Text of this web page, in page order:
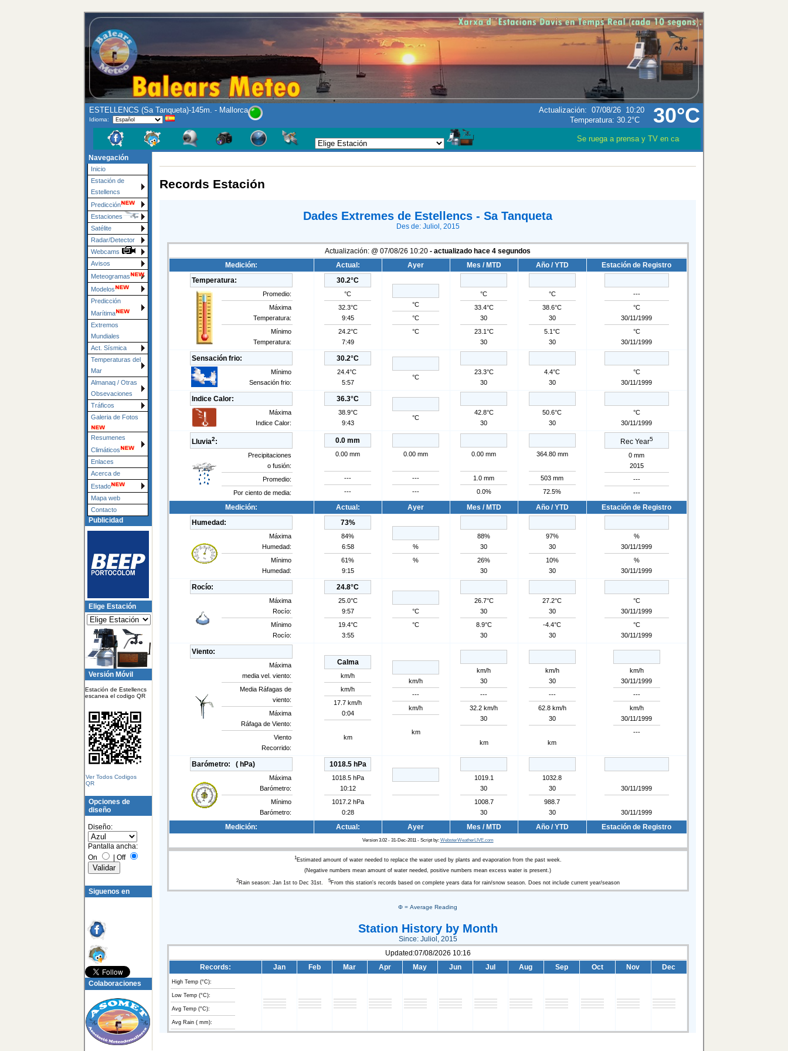
30°C
ESTELLENCS (Sa Tanqueta)-145m. - Mallorca
Idioma:
Actualización: 07/08/26 10:20
Temperatura: 30.2°C
Se ruega a prensa y TV en caso que utilizen los datos
Navegación
Inicio
Estación de
Estellencs
Predicción
Estaciones
Satélite
Radar/Detector
Webcams
Avisos
Meteogramas
Modelos
Predicción
Marítima
Extremos
Mundiales
Act. Sísmica
Temperaturas del
Mar
Almanaq / Otras
Obsevaciones
Tráficos
Galeria de Fotos
Resumenes
Climáticos
Enlaces
Acerca de
Estado
Mapa web
Contacto
Publicidad
Elige Estación
Versión Móvil
Estación de Estellencs
escanea el codigo QR
Ver Todos Codigos
QR
Opciones de
diseño
Diseño:
Pantalla ancha:
On
Off
Siguenos en
Colaboraciones
Records Estación
Dades Extremes de Estellencs - Sa Tanqueta
Des de: Juliol, 2015
Actualización: @ 07/08/26 10:20 - actualizado hace 5 segundos
Medición:
Actual: Ayer Mes / MTD Año / YTD Estación de Registro
Temperatura:
Promedio:
Máxima
Temperatura:
Mínimo
Temperatura:
30.2°C
°C
32.3°C
9:45
24.2°C
7:49
°C
°C
°C
°C
33.4°C
30
23.1°C
30
°C
38.6°C
30
5.1°C
30
---
°C
30/11/1999
°C
30/11/1999
Sensación frio:
Mínimo
Sensación frio:
30.2°C
24.4°C
5:57
°C
23.3°C
30
4.4°C
30
°C
30/11/1999
Indice Calor:
Máxima
Indice Calor:
36.3°C
38.9°C
9:43
°C
42.8°C
30
50.6°C
30
°C
30/11/1999
Lluvia2:
Precipitaciones
o fusión:
Promedio:
Por ciento de media:
0.0 mm
0.00 mm
---
---
0.00 mm
---
---
0.00 mm
1.0 mm
0.0%
364.80 mm
503 mm
72.5%
Rec Year5
0 mm
2015
---
---
Medición: Actual: Ayer Mes / MTD Año / YTD Estación de Registro
Humedad:
Máxima
Humedad:
Mínimo
Humedad:
73%
84%
6:58
61%
9:15
%
%
88%
30
26%
30
97%
30
10%
30
%
30/11/1999
%
30/11/1999
Rocío:
Máxima
Rocío:
Mínimo
Rocío:
24.8°C
25.0°C
9:57
19.4°C
3:55
°C
°C
26.7°C
30
8.9°C
30
27.2°C
30
-4.4°C
30
°C
30/11/1999
°C
30/11/1999
Viento:
Máxima
media vel. viento:
Media Ráfagas de
viento:
Máxima
Ráfaga de Viento:
Viento
Recorrido:
Calma
km/h
km/h
17.7 km/h
0:04
km
km/h
---
km/h
km
km/h
30
---
32.2 km/h
30
km
km/h
30
---
62.8 km/h
30
km
km/h
30/11/1999
---
km/h
30/11/1999
---
Barómetro:
( hPa)
Máxima
Barómetro:
Mínimo
Barómetro:
1018.5 hPa
1018.5 hPa
10:12
1017.2 hPa
0:28
1019.1
30
1008.7
30
1032.8
30
988.7
30
30/11/1999
30/11/1999
Medición: Actual: Ayer Mes / MTD Año / YTD Estación de Registro
Version 3.02 - 31-Dec-2011 - Script by: WebsterWeatherLIVE.com
1Estimated amount of water needed to replace the water used by plants and evaporation from the past week.
(Negative numbers mean amount of water needed, positive numbers mean excess water is present.)
2Rain season: Jan 1st to Dec 31st. 5From this station's records based on complete years data for rain/snow season. Does not include current year/season
Φ = Average Reading
Station History by Month
Since: Juliol, 2015
Updated:07/08/2026 10:16
Records:
Jan Feb Mar Apr May Jun Jul Aug Sep Oct Nov Dec
High Temp (°C):
Low Temp (°C):
Avg Temp (°C):
Avg Rain ( mm):